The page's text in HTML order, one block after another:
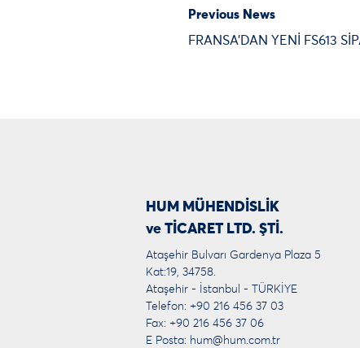
Previous News
FRANSA’DAN YENİ FS613
HUM MÜHENDİSLİK
ve TİCARET LTD. ŞTİ.
Ataşehir Bulvarı Gardenya Plaza 5
Kat:19, 34758.
Ataşehir - İstanbul - TÜRKİYE
Telefon: +90 216 456 37 03
Fax: +90 216 456 37 06
E Posta: hum@hum.com.tr